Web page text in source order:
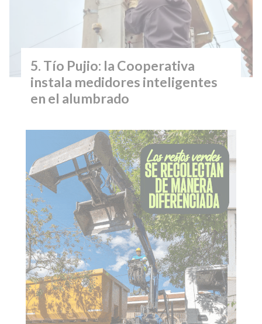
Tío Pujio: la Cooperativa
instala medidores inteligentes
en el alumbrado